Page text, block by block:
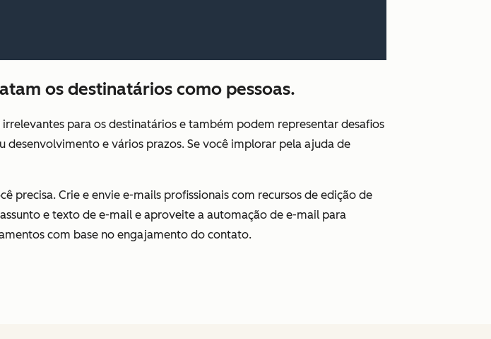
os destinatários como pessoas.
para os destinatários e também podem representar desafios
e vários prazos. Se você implorar pela ajuda de
Crie e envie e-mails profissionais com recursos de edição de
e texto de e-mail e aproveite a automação de e-mail para
com base no engajamento do contato.